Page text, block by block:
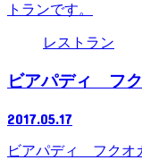
トランです。
レストラン
ビアパディ フ
2017.05.17
ビアパディ フクオ